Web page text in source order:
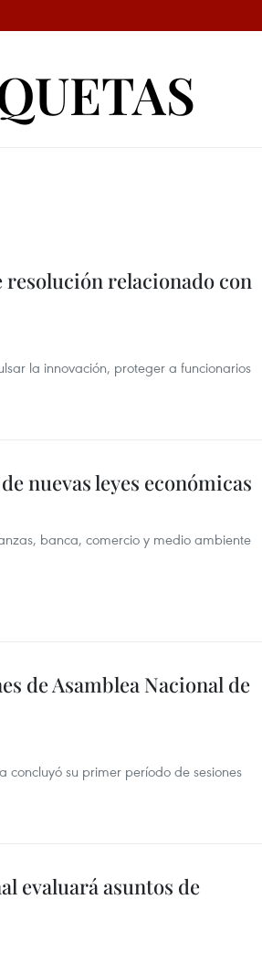
resolución relacionado con
la innovación, proteger a funcionarios
nuevas leyes económicas
banca, comercio y medio ambiente
de Asamblea Nacional de
su primer período de sesiones
evaluará asuntos de